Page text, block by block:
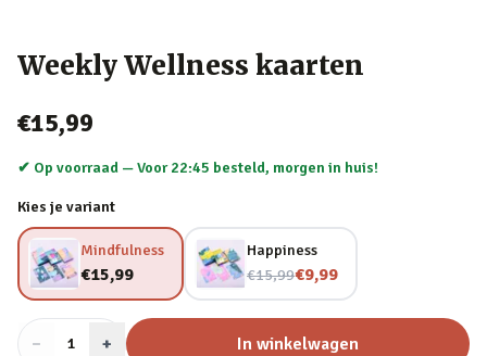
Weekly Wellness kaarten
€15,99
✔ Op voorraad —Voor 22:45 besteld, morgen in huis!
Kies je variant
Mindfulness
€15,99
Happiness
€15,99
Nu voor€9,99
− Aantal
1 + In winkelwagen